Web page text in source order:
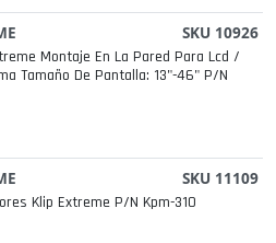
SKU 10926
Montaje En La Pared Para Lcd /
Tamaño De Pantalla: 13"-46" P/n
SKU 11109
Klip Extreme P/n Kpm-310